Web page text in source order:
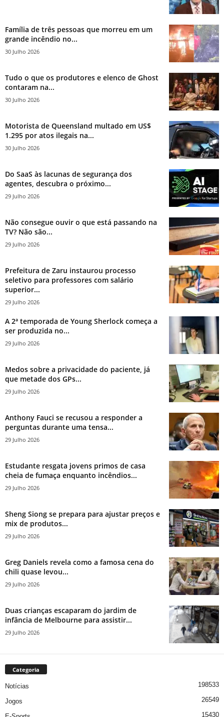
Família de três pessoas que morreu em um
grande incêndio no...
30 Julho 2026
Tudo o que os produtores e elenco de Ghost
contaram na...
30 Julho 2026
Motorista de Queensland multado em US$
1.295 por atos ilegais na...
30 Julho 2026
Do SaaS às lacunas de segurança dos
agentes, descubra o próximo...
29 Julho 2026
Não consegue ouvir o que está passando na
TV? Não são...
29 Julho 2026
Prefeitura de Zaru instaurou processo
seletivo para professores com salário
superior...
29 Julho 2026
A 2ª temporada de Young Sherlock começa a
ser produzida no...
29 Julho 2026
Medos sobre a privacidade do paciente, já
que metade dos GPs...
29 Julho 2026
Anthony Fauci se recusou a responder a
perguntas durante uma tensa...
29 Julho 2026
Estudante resgata jovens primos de casa
cheia de fumaça enquanto incêndios...
29 Julho 2026
Sheng Siong se prepara para ajustar preços e
mix de produtos...
29 Julho 2026
Greg Daniels revela como a famosa cena do
chili quase levou...
29 Julho 2026
Duas crianças escaparam do jardim de
infância de Melbourne para assistir...
29 Julho 2026
Categoria
Notícias 198533
Jogos 26549
15430